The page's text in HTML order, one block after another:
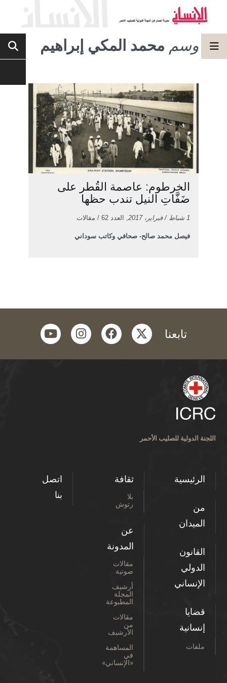
وسم محمد المكي إبراهيم
الخرطوم: عاصمة القُطر على
ضَفَّاتِ النيل تندب حظها
1 شباط / فبراير، 2017 , العدد 62 / مقالات
فيصل محمد صالح- صحافي وكاتب سوداني
تابعنا twitter
facebook
instagram
youtube
اللجنة الدولية للصليب الأحمر
الرئيسية
من
الميدان
القانون
الدولي
الإنساني
قضايا
إنسانية
ملفات
ثقافة
بلا
رتوش
عن
المدونة
مقالات
صوتية
أرشيف
المجلة
المطبوعة
مقالات
من
الأرشيف
المساهمة
في
«الإنساني»
اتصل
بنا